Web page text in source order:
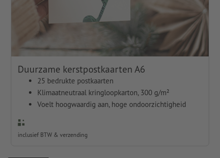
Duurzame kerstpostkaarten A6
25 bedrukte postkaarten
Klimaatneutraal kringloopkarton, 300 g/m²
Voelt hoogwaardig aan, hoge ondoorzichtigheid
inclusief BTW & verzending